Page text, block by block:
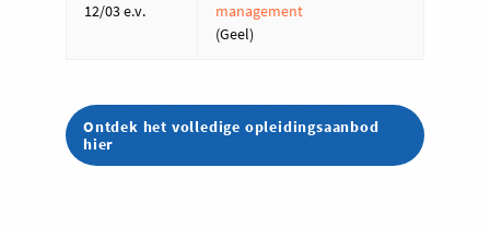
12/03 e.v.
management
(Geel)
Ontdek het volledige opleidingsaanbod
hier